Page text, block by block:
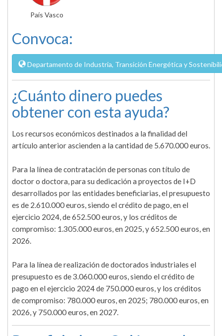
País Vasco
Convoca:
Departamento de Industria, Transición Energética y
¿Cuánto dinero puedes
obtener con esta ayuda?
Los recursos económicos destinados a la finalidad del
artículo anterior ascienden a la cantidad de 5.670.000 euros.
Para la línea de contratación de personas con título de
doctor o doctora, para su dedicación a proyectos de I+D
desarrollados por las entidades beneficiarias, el presupuesto
es de 2.610.000 euros, siendo el crédito de pago, en el
ejercicio 2024, de 652.500 euros, y los créditos de
compromiso: 1.305.000 euros, en 2025, y 652.500 euros, en
2026.
Para la línea de realización de doctorados industriales el
presupuesto es de 3.060.000 euros, siendo el crédito de
pago en el ejercicio 2024 de 750.000 euros, y los créditos
de compromiso: 780.000 euros, en 2025; 780.000 euros, en
2026, y 750.000 euros, en 2027.